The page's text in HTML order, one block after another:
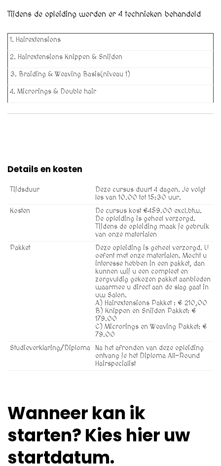
Tijdens de opleiding worden er 4 technieken behandeld
1. Hairextensions
2. Hairextensions Knippen & Snijden
3. Braiding & Weaving Basis(niveau 1)
4. Microrings & Double hair
Details en kosten
Tijdsduur
Deze cursus duurt 4 dagen. Je volgt
les van 10.00 tot 15:30 uur.
Kosten
De cursus kost €459.00 excl.btw.
De opleiding is geheel verzorgd.
Tijdens de opleiding maak je gebruik
van onze materialen
Pakket
Deze opleiding is geheel verzorgd. U
oefent met onze materialen. Mocht u
interesse hebben in een pakket, dan
kunnen wij u een compleet en
zorgvuldig gekozen pakket aanbieden
waarmee u direct aan de slag gaat in
uw Salon.
A) Hairextensions Pakket : € 210,00
B) Knippen en Snijden Pakket: €
179.00
C) Microrings en Weaving Pakket: €
79.00
Studieverklaring/Diploma
Na het afronden van deze opleiding
ontvang je het Diploma All-Round
Hairspecialist
Wanneer kan ik
starten? Kies hier uw
startdatum.